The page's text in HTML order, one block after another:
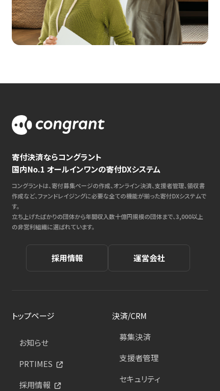
寄付決済ならコングラント
国内No.1 オールインワンの寄付DXシステム
コングラントは、寄付募集ページの作成、オンライン決済、支援者管理、領収書
作成など、ファンドレイジングに必要な全ての機能が揃った寄付DXシステムで
す。
立ち上げたばかりの団体から年間収入数十億円規模の団体まで、3,000以上
の非営利組織に選ばれています。
採用情報 運営会社
トップページ
お知らせ
PRTIMES
採用情報
決済/CRM
募集決済
支援者管理
セキュリティ